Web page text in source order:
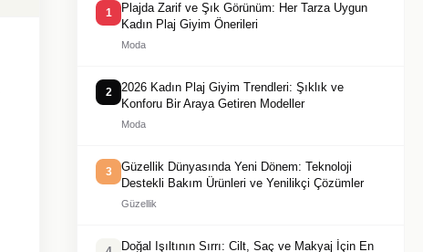
1
Plajda Zarif ve Şık Görünüm: Her Tarza Uygun
Kadın Plaj Giyim Önerileri
Moda
2
2026 Kadın Plaj Giyim Trendleri: Şıklık ve
Konforu Bir Araya Getiren Modeller
Moda
3
Güzellik Dünyasında Yeni Dönem: Teknoloji
Destekli Bakım Ürünleri ve Yenilikçi Çözümler
Güzellik
Doğal Işıltının Sırrı: Cilt, Saç ve Makyaj İçin En